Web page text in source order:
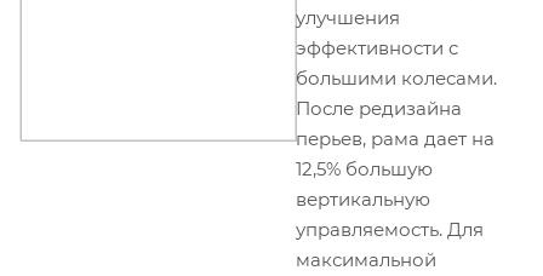
улучшения
эффективности с
большими колесами.
После редизайна
перьев, рама дает на
12,5% большую
вертикальную
управляемость. Для
максимальной